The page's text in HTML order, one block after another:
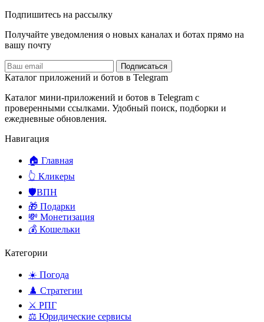
Подпишитесь на рассылку
Получайте уведомления о новых каналах и ботаx прямо на
вашу почту
Подписаться
Каталог приложений и ботов в Telegram
Каталог мини-приложений и ботов в Telegram с
проверенными ссылками. Удобный поиск, подборки и
ежедневные обновления.
Навигация
🏠 Главная
👆 Кликеры
🛡️ВПН
🎁 Подарки
💸 Монетизация
💰 Кошельки
Категории
☀️ Погода
♟️ Стратегии
⚔️ РПГ
⚖️ Юридические сервисы